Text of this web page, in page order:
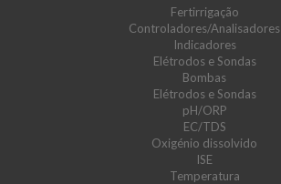
Fertirrigação
Controladores/Analisadores
Indicadores
Elétrodos e Sondas
Bombas
Elétrodos e Sondas
pH/ORP
EC/TDS
Oxigénio dissolvido
ISE
Temperatura